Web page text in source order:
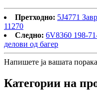
Претходно: 5J4771
11270
Следно: 6V8360 198-
делови од багер
Напишете ја вашата
Категории на